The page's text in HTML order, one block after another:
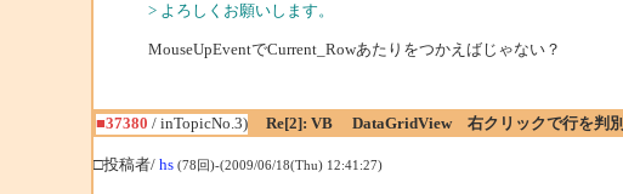
> よろしくお願いします。
MouseUpEventでCurrent_Rowあたりをつかえばじゃない？
■37380 / inTopicNo.3)
Re[2]: VB DataGridView 右クリックで行を判別
□投稿者/ hs (78回)-(2009/06/18(Thu) 12:41:27)